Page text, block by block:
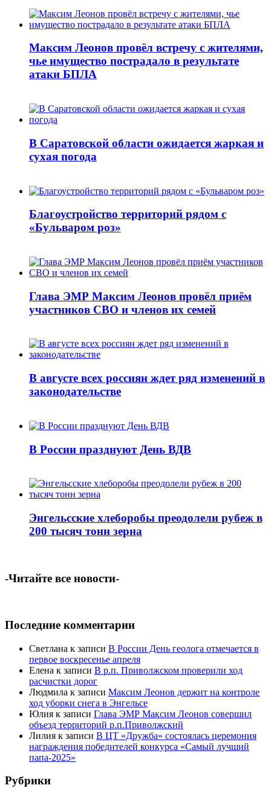
Максим Леонов провёл встречу с жителями,
чье имущество пострадало в результате
атаки БПЛА
В Саратовской области ожидается жаркая и
сухая погода
Благоустройство территорий рядом с
«Бульваром роз»
Глава ЭМР Максим Леонов провёл приём
участников СВО и членов их семей
В августе всех россиян ждет ряд изменений в
законодательстве
В России празднуют День ВДВ
Энгельсские хлеборобы преодолели рубеж в
200 тысяч тонн зерна
-Читайте все новости-
Последние комментарии
Светлана к записи В России День геолога отмечается в
первое воскресенье апреля
Елена к записи В р.п. Приволжском проверили ход
расчистки дорог
Людмила к записи Максим Леонов держит на контроле
ход уборки снега в Энгельсе
Юлия к записи Глава ЭМР Максим Леонов совершил
объезд территорий р.п.Приволжский
Лилия к записи В ЦТ «Дружба» состоялась церемония
награждения победителей конкурса «Самый лучший
папа-2025»
Рубрики